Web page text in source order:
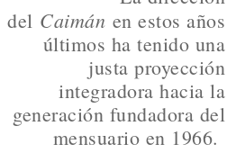
del Caimán en estos años
últimos ha tenido una
justa proyección
integradora hacia la
generación fundadora del
mensuario en 1966.